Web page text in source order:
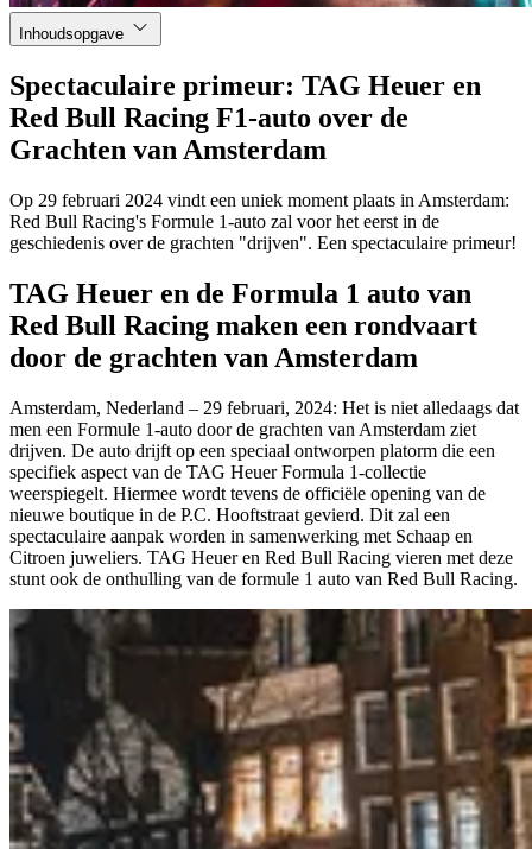
Inhoudsopgave
Spectaculaire primeur: TAG Heuer en
Red Bull Racing F1-auto over de
Grachten van Amsterdam
Op 29 februari 2024 vindt een uniek moment plaats in Amsterdam:
Red Bull Racing's Formule 1-auto zal voor het eerst in de
geschiedenis over de grachten "drijven". Een spectaculaire primeur!
TAG Heuer en de Formula 1 auto van
Red Bull Racing maken een rondvaart
door de grachten van Amsterdam
Amsterdam, Nederland – 29 februari, 2024: Het is niet alledaags dat
men een Formule 1-auto door de grachten van Amsterdam ziet
drijven. De auto drijft op een speciaal ontworpen platorm die een
specifiek aspect van de TAG Heuer Formula 1-collectie
weerspiegelt. Hiermee wordt tevens de officiële opening van de
nieuwe boutique in de P.C. Hooftstraat gevierd. Dit zal een
spectaculaire aanpak worden in samenwerking met Schaap en
Citroen juweliers. TAG Heuer en Red Bull Racing vieren met deze
stunt ook de onthulling van de formule 1 auto van Red Bull Racing.